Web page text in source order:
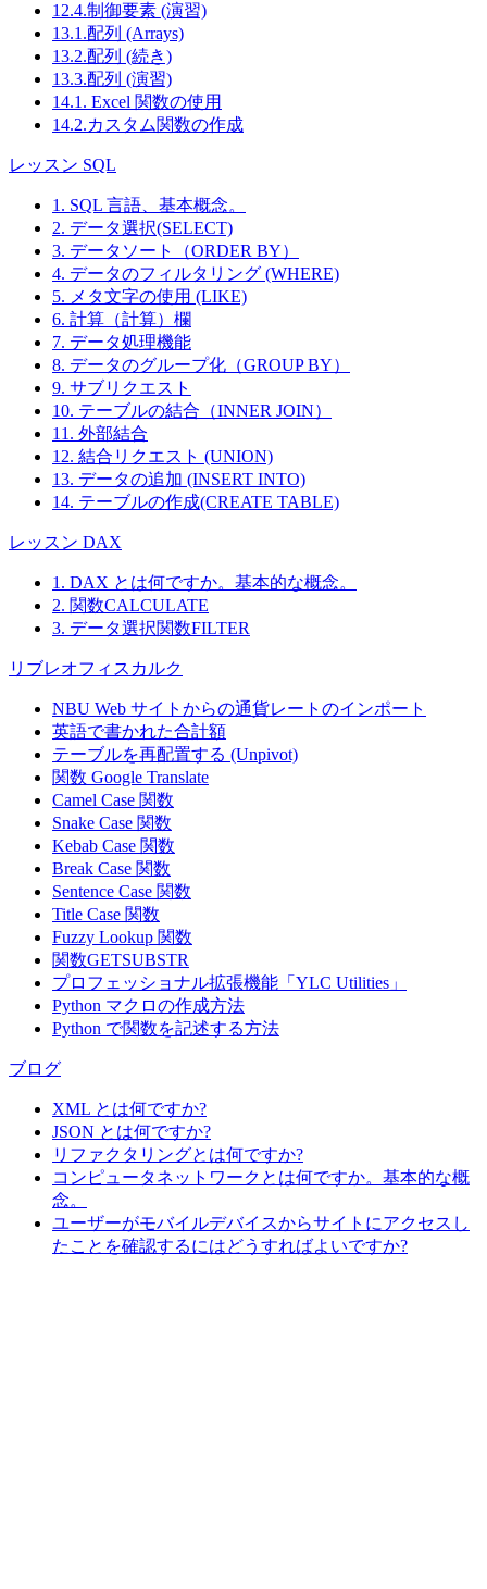
12.4.制御要素 (演習)
13.1.配列 (Arrays)
13.2.配列 (続き)
13.3.配列 (演習)
14.1. Excel 関数の使用
14.2.カスタム関数の作成
レッスン SQL
1. SQL 言語、基本概念。
2. データ選択(SELECT)
3. データソート（ORDER BY）
4. データのフィルタリング (WHERE)
5. メタ文字の使用 (LIKE)
6. 計算（計算）欄
7. データ処理機能
8. データのグループ化（GROUP BY）
9. サブリクエスト
10. テーブルの結合（INNER JOIN）
11. 外部結合
12. 結合リクエスト (UNION)
13. データの追加 (INSERT INTO)
14. テーブルの作成(CREATE TABLE)
レッスン DAX
1. DAX とは何ですか。基本的な概念。
2. 関数CALCULATE
3. データ選択関数FILTER
リブレオフィスカルク
NBU Web サイトからの通貨レートのインポート
英語で書かれた合計額
テーブルを再配置する (Unpivot)
関数 Google Translate
Camel Case 関数
Snake Case 関数
Kebab Case 関数
Break Case 関数
Sentence Case 関数
Title Case 関数
Fuzzy Lookup 関数
関数GETSUBSTR
プロフェッショナル拡張機能「YLC Utilities」
Python マクロの作成方法
Python で関数を記述する方法
ブログ
XML とは何ですか?
JSON とは何ですか?
リファクタリングとは何ですか?
コンピュータネットワークとは何ですか。基本的な概
念。
ユーザーがモバイルデバイスからサイトにアクセスし
たことを確認するにはどうすればよいですか?